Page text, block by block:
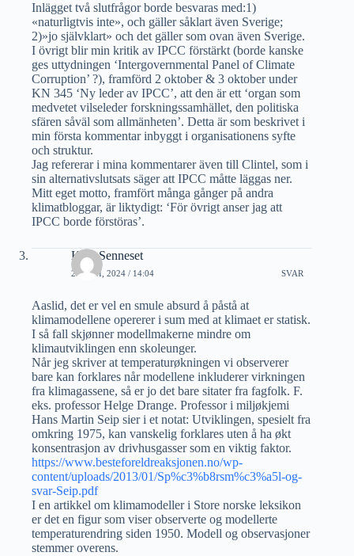
Inlägget två slutfrågor borde besvaras med:1)
«naturligtvis inte», och gäller såklart även Sverige;
2)»jo självklart» och det gäller som ovan även Sverige.
I övrigt blir min kritik av IPCC förstärkt (borde kanske
ges uttydningen ‘Intergovernmental Panel of Climate
Corruption’ ?), framförd 2 oktober & 3 oktober under
KN 345 ‘Ny leder av IPCC’, att den är ett ‘organ som
medvetet vilseleder forskningssamhället, den politiska
sfären såväl som allmänheten’. Detta är som beskrivet i
min första kommentar inbyggt i organisationens syfte
och struktur.
Jag refererar i mina kommentarer även till Clintel, som i
sin alternativslutsats säger att IPCC måtte läggas ner.
Mitt eget motto, framfört många gånger på andra
klimatbloggar, är liktydigt: ‘För övrigt anser jag att
IPCC borde förstöras’.
Kjell Senneset
25 JUNI, 2024 / 14:04 SVAR
Aaslid, det er vel en smule absurd å påstå at
klimamodellene opererer i sum med at klimaet er statisk.
I så fall skjønner modellmakerne mindre om
klimautviklingen enn skoleunger.
Når jeg skriver at temperaturøkningen vi observerer
bare kan forklares når modellene inkluderer virkningen
fra klimagassene, så er jo det bare sitater fra fagfolk. F.
eks. professor Helge Drange. Professor i miljøkjemi
Hans Martin Seip sier i et notat: Utviklingen, spesielt fra
omkring 1975, kan vanskelig forklares uten å ha økt
konsentrasjon av drivhusgasser som en viktig faktor.
https://www.besteforeldreaksjonen.no/wp-
content/uploads/2013/01/Sp%c3%b8rsm%c3%a5l-og-
svar-Seip.pdf
I en artikkel om klimamodeller i Store norske leksikon
er det en figur som viser observerte og modellerte
temperaturendring siden 1950. Modell og observasjoner
stemmer overens.